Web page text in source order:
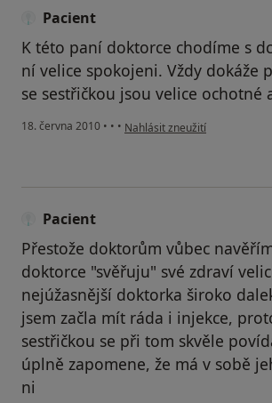
Pacient
K této paní doktorce chodíme s
ní velice spokojeni. Vždy dokáže
se sestřičkou jsou velice ochotné
18. června 2010 • • • podle názoru uživatele Pacient
Nahlásit zneužití
Pacient
Přestože doktorům vůbec
doktorce "svěřuju" své zdraví
nejúžasnější doktorka široko
jsem začla mít ráda i injekce,
sestřičkou se při tom skvěle
úplně zapomene, že má v sobě
ni